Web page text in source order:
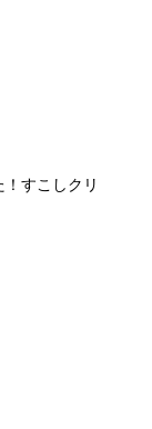
すこしクリ